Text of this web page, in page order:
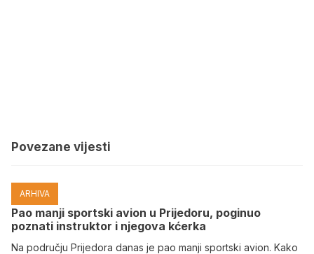
Povezane vijesti
ARHIVA
Pao manji sportski avion u Prijedoru, poginuo
poznati instruktor i njegova kćerka
Na području Prijedora danas je pao manji sportski avion. Kako